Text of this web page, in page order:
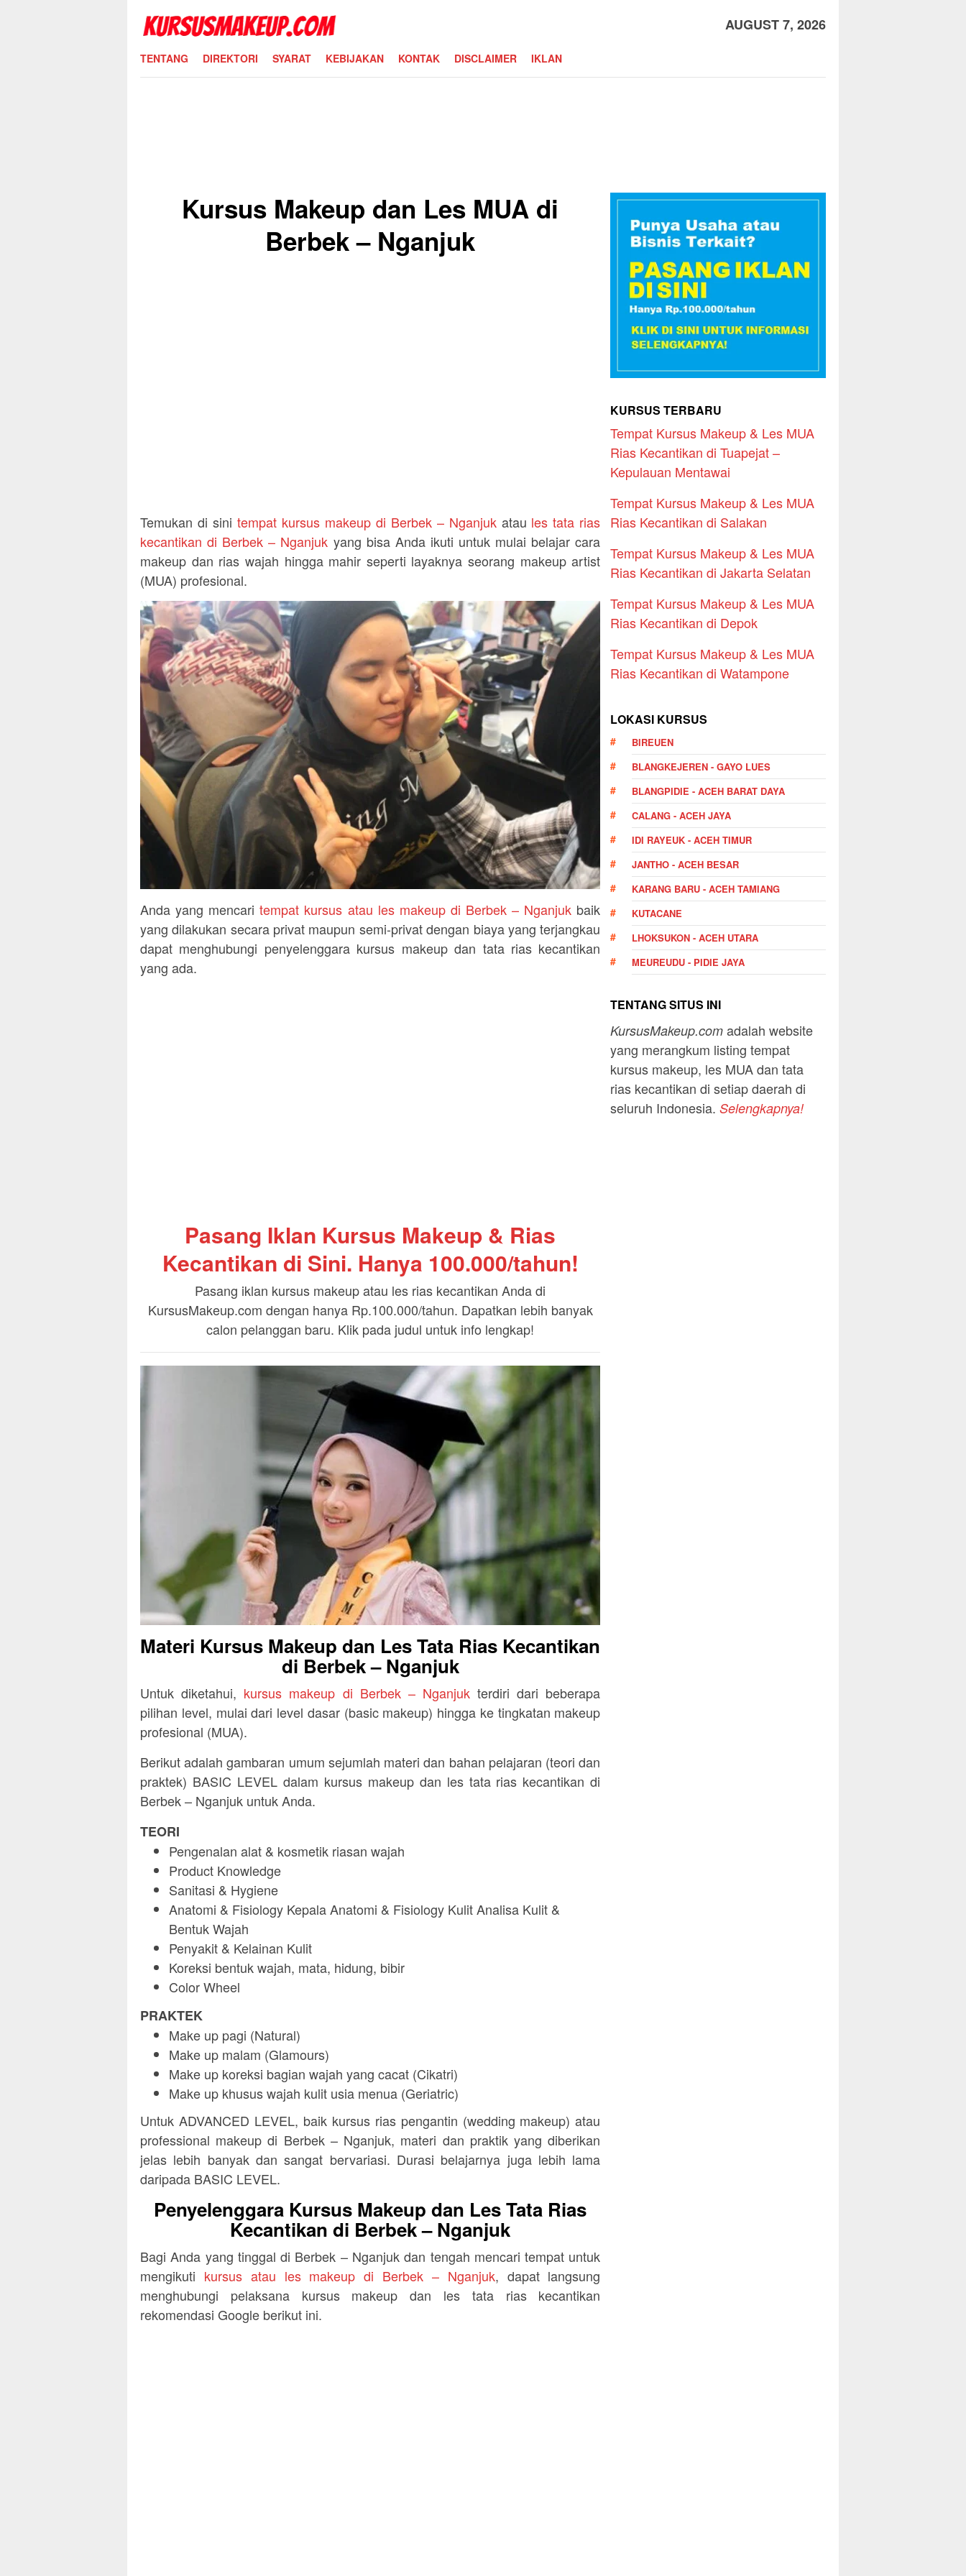
AUGUST 7, 2026
TENTANG DIREKTORI SYARAT KEBIJAKAN KONTAK DISCLAIMER IKLAN
Kursus Makeup dan Les MUA di
Berbek – Nganjuk
Temukan di sini tempat kursus makeup di Berbek – Nganjukatau les tata rias
kecantikan di Berbek – Nganjuk yang bisa Anda ikuti untuk mulai belajar cara
makeup dan rias wajah hingga mahir seperti layaknya seorang makeup artist
(MUA) profesional.
Anda yang mencaritempat kursus atau les makeup di Berbek – Nganjuk baik
yang dilakukan secara privat maupun semi-privat dengan biaya yang terjangkau
dapat menghubungi penyelenggara kursus makeup dan tata rias kecantikan
yang ada.
Pasang Iklan Kursus Makeup & Rias
Kecantikan di Sini. Hanya 100.000/tahun!
Pasang iklan kursus makeup atau les rias kecantikan Anda di
KursusMakeup.com dengan hanya Rp.100.000/tahun. Dapatkan lebih banyak
calon pelanggan baru. Klik pada judul untuk info lengkap!
Materi Kursus Makeup dan Les Tata Rias Kecantikan
di Berbek – Nganjuk
Untuk diketahui, kursus makeup di Berbek – Nganjukterdiri dari beberapa
pilihan level, mulai dari level dasar (basic makeup) hingga ke tingkatan makeup
profesional (MUA).
Berikut adalah gambaran umum sejumlah materi dan bahan pelajaran (teori dan
praktek) BASIC LEVEL dalam kursus makeup dan les tata rias kecantikan di
Berbek – Nganjuk untuk Anda.
TEORI
Pengenalan alat & kosmetik riasan wajah
Product Knowledge
Sanitasi & Hygiene
Anatomi & Fisiology Kepala Anatomi & Fisiology Kulit Analisa Kulit &
Bentuk Wajah
Penyakit & Kelainan Kulit
Koreksi bentuk wajah, mata, hidung, bibir
Color Wheel
PRAKTEK
Make up pagi (Natural)
Make up malam (Glamours)
Make up koreksi bagian wajah yang cacat (Cikatri)
Make up khusus wajah kulit usia menua (Geriatric)
Untuk ADVANCED LEVEL, baik kursus rias pengantin (wedding makeup) atau
professional makeup di Berbek – Nganjuk, materi dan praktik yang diberikan
jelas lebih banyak dan sangat bervariasi. Durasi belajarnya juga lebih lama
daripada BASIC LEVEL.
Penyelenggara Kursus Makeup dan Les Tata Rias
Kecantikan di Berbek – Nganjuk
Bagi Anda yang tinggal di Berbek – Nganjuk dan tengah mencari tempat untuk
mengikuti kursus atau les makeup di Berbek – Nganjuk, dapat langsung
menghubungi pelaksana kursus makeup dan les tata rias kecantikan
rekomendasi Google berikut ini.
KURSUS TERBARU
Tempat Kursus Makeup & Les MUA
Rias Kecantikan di Tuapejat –
Kepulauan Mentawai
Tempat Kursus Makeup & Les MUA
Rias Kecantikan di Salakan
Tempat Kursus Makeup & Les MUA
Rias Kecantikan di Jakarta Selatan
Tempat Kursus Makeup & Les MUA
Rias Kecantikan di Depok
Tempat Kursus Makeup & Les MUA
Rias Kecantikan di Watampone
LOKASI KURSUS
BIREUEN
BLANGKEJEREN - GAYO LUES
BLANGPIDIE - ACEH BARAT DAYA
CALANG - ACEH JAYA
IDI RAYEUK - ACEH TIMUR
JANTHO - ACEH BESAR
KARANG BARU - ACEH TAMIANG
KUTACANE
LHOKSUKON - ACEH UTARA
MEUREUDU - PIDIE JAYA
TENTANG SITUS INI
KursusMakeup.com adalah website
yang merangkum listing tempat
kursus makeup, les MUA dan tata
rias kecantikan di setiap daerah di
seluruh Indonesia.Selengkapnya!